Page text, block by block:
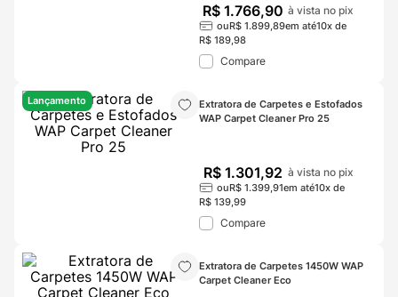
R$ 1.766,90 à vista no pix
ouR$ 1.899 89em até10x de
R$ 189 98
Compare
Lançamento
Extratora de Carpetes e Estofados
WAP Carpet Cleaner Pro 25
R$ 1.301,92 à vista no pix
ouR$ 1.399 91em até10x de
R$ 139 99
Compare
Extratora de Carpetes 1450W WAP
Carpet Cleaner Eco